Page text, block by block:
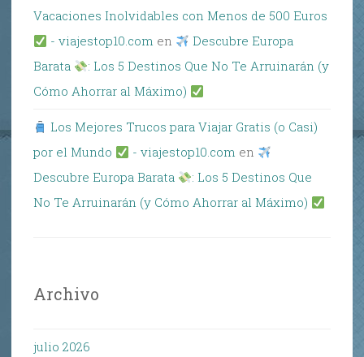
Vacaciones Inolvidables con Menos de 500 Euros
- viajestop10.com en
Descubre Europa
Barata
: Los 5 Destinos Que No Te Arruinarán (y
Cómo Ahorrar al Máximo)
Los Mejores Trucos para Viajar Gratis (o Casi)
por el Mundo
- viajestop10.com en
Descubre Europa Barata
: Los 5 Destinos Que
No Te Arruinarán (y Cómo Ahorrar al Máximo)
Archivo
julio 2026